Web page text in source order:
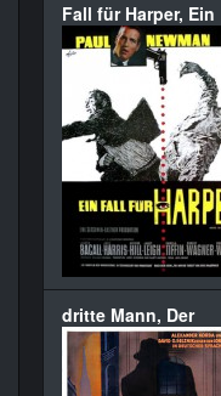
Fall für Harper, Ein
dritte Mann, Der